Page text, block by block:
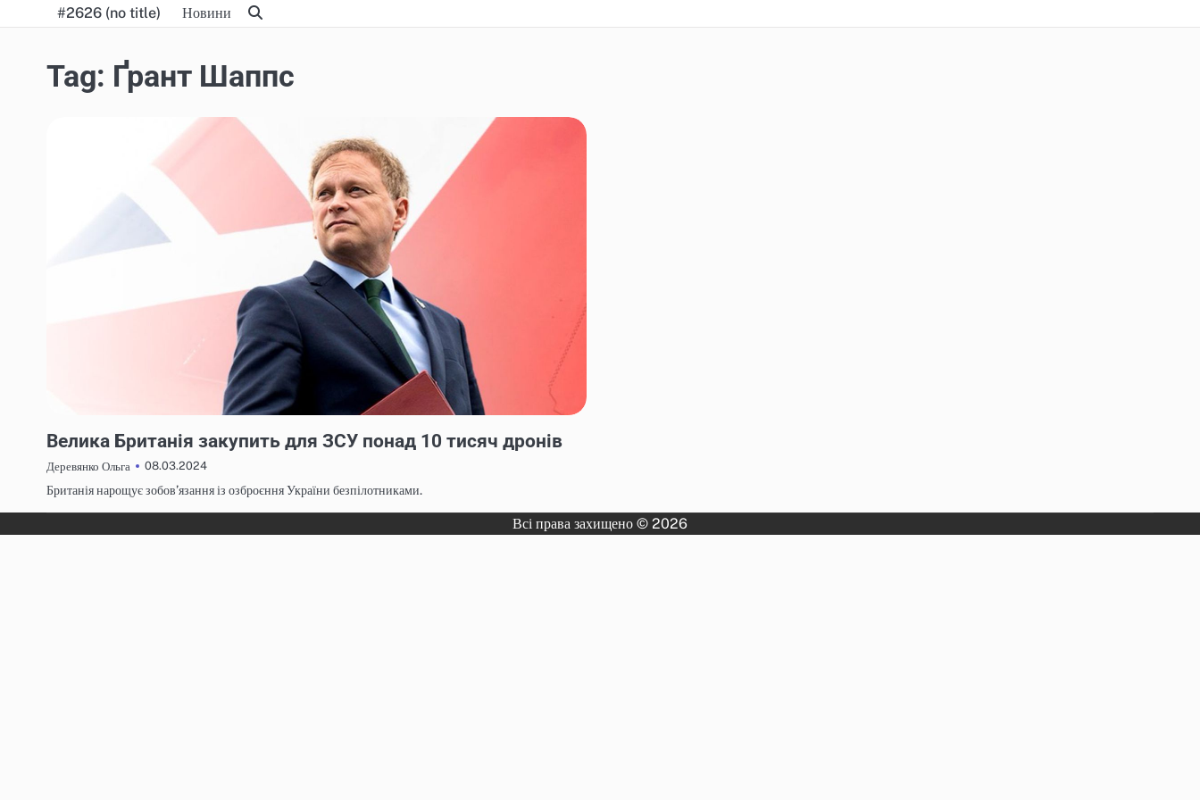
to
#2626 (no title) Новини
Tag: Ґрант Шаппс
Велика Британія закупить для ЗСУ понад 10 тисяч дронів
Деревянко Ольга 08.03.2024
Британія нарощує зобов’язання із озброєння України безпілотниками.
Всі права захищено © 2026